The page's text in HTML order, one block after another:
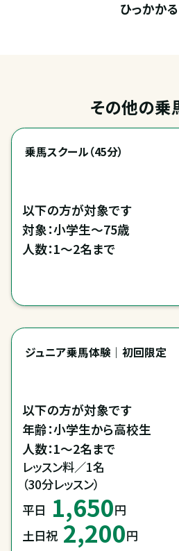
ひっかか
その他の乗
乗馬スクール（45分）
以下の方が対象です
対象：小学生～75歳
人数：1～2名まで
ジュニア乗馬体験｜初回限定
以下の方が対象です
年齢：小学生から高校生
人数：1～2名まで
レッスン料／1名
（30分レッスン）
平日 1,650円
土日祝 2,200円